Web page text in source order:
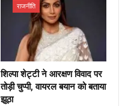
राजनीति
शिल्पा शेट्टी ने आरक्षण विवाद पर
तोड़ी चुप्पी, वायरल बयान को बताया
झूठा